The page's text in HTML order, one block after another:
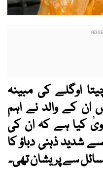
اوگلے کی مبینہ
کے والد نے اہم
کیا ہے کہ ان کی
شدید ذہنی دباؤ کا
سے پریشان تھی۔